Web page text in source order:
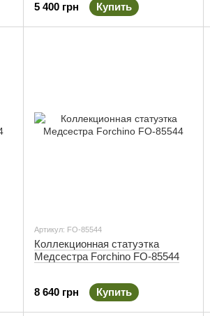
5 400 грн Купить
Артикул: FO-85544
Коллекционная статуэтка
Медсестра Forchino FO-85544
8 640 грн Купить